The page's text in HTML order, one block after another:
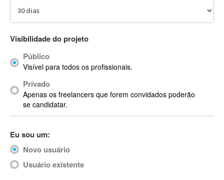
ACID Pro
ACPI
Acrobat
Acrobat X
Acronis
ACT
Actimize
ActionScript
ActionScript 3
Visibilidade do projeto
Público
Visível para todos os profissionais.
Privado
Apenas os freelancers que forem convidados poderão
se candidatar.
Eu sou um:
Novo usuário
Usuário existente